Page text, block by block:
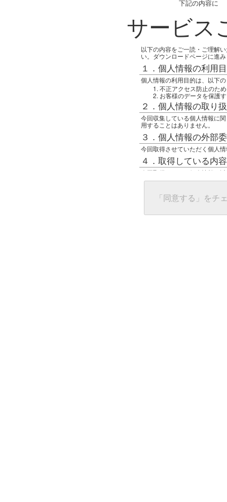
下記の内容に
サービス
以下の内容をご一読・ご理解
い。ダウンロードページに進
１．個人情報の利用
個人情報の利用目的は、以下
不正アクセス防止のため
お客様のデータを保護
２．個人情報の取り
今回収集している個人情報に
用することはありません。
３．個人情報の外部
今回取得させていただく個人
４．取得している内
今回取得している個人情報は
任意の名前
グローバルIPアドレス
接続ホスト情報
５．個人情報に関す
「同意する」をチ